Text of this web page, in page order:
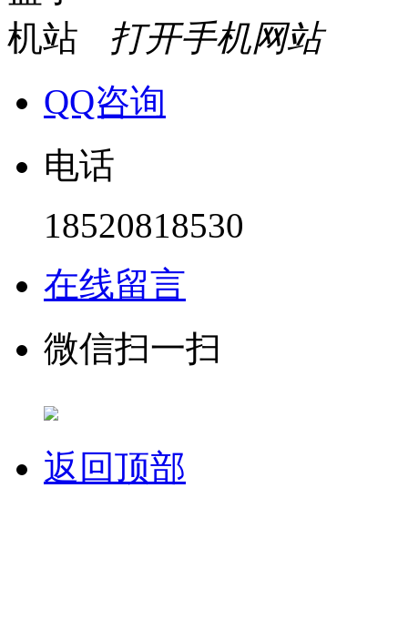
打开手机网站
QQ咨询
电话
18520818530
在线留言
微信扫一扫
返回顶部